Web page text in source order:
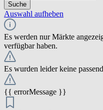
Suche
Auswahl aufheben
Es werden nur Märkte
verfügbar haben.
Es wurden leider keine
{{ errorMessage }}